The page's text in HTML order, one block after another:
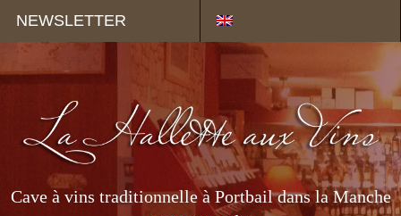
NEWSLETTER
Cave à vins traditionnelle à Portbail dans la Manche
Panneau de gestion des cookies